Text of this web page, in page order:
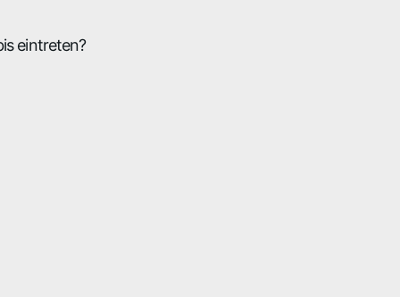
eintreten?